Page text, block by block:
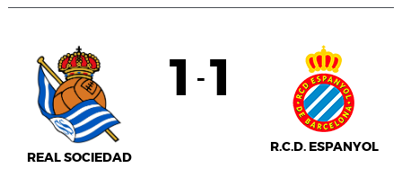
REAL SOCIEDAD
1 - 1
R.C.D. ESPANYOL